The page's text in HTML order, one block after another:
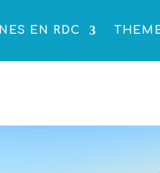
EN RDC